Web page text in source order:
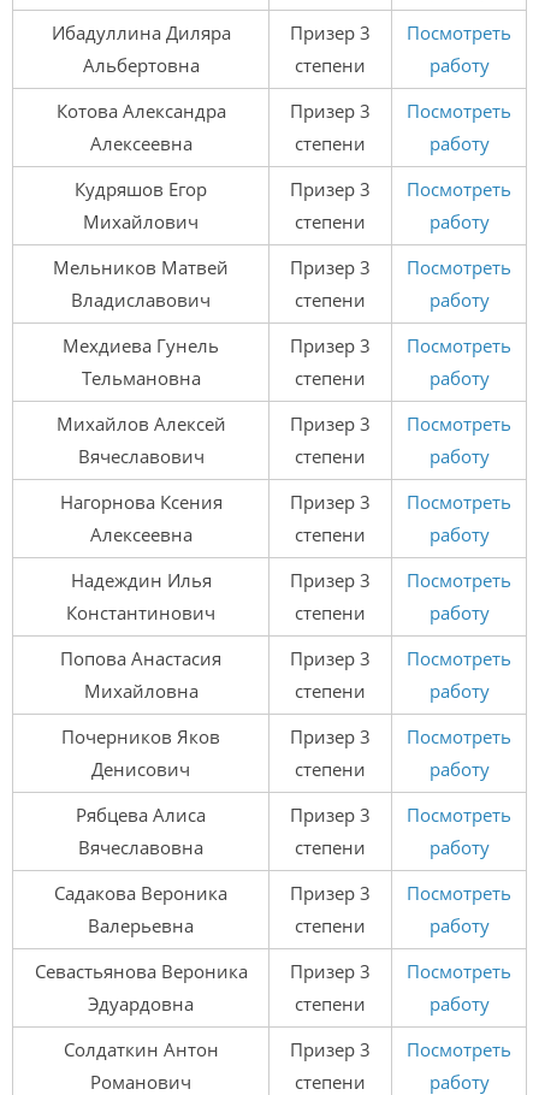
Ибадуллина Диляра
Альбертовна
Призер 3
степени
Посмотреть
работу
Котова Александра
Алексеевна
Призер 3
степени
Посмотреть
работу
Кудряшов Егор
Михайлович
Призер 3
степени
Посмотреть
работу
Мельников Матвей
Владиславович
Призер 3
степени
Посмотреть
работу
Мехдиева Гунель
Тельмановна
Призер 3
степени
Посмотреть
работу
Михайлов Алексей
Вячеславович
Призер 3
степени
Посмотреть
работу
Нагорнова Ксения
Алексеевна
Призер 3
степени
Посмотреть
работу
Надеждин Илья
Константинович
Призер 3
степени
Посмотреть
работу
Попова Анастасия
Михайловна
Призер 3
степени
Посмотреть
работу
Почерников Яков
Денисович
Призер 3
степени
Посмотреть
работу
Рябцева Алиса
Вячеславовна
Призер 3
степени
Посмотреть
работу
Садакова Вероника
Валерьевна
Призер 3
степени
Посмотреть
работу
Севастьянова Вероника
Эдуардовна
Призер 3
степени
Посмотреть
работу
Солдаткин Антон
Романович
Призер 3
степени
Посмотреть
работу